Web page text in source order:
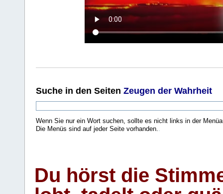
Suche in den Seiten Zeugen der Wahrheit
Wenn Sie nur ein Wort suchen, sollte es nicht links in der
Die Menüs sind auf jeder Seite vorhanden..
Du hörst die